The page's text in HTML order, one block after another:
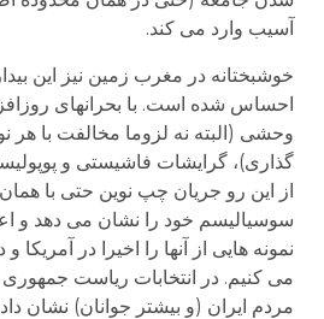
آسیب وارد می کند.
خوشبختانه در مغرب زمین نیز این
احساس شده است. با بحرانهای
وحشی (البته نه لزوما مخالفت با هر
گذاری)، گرایشات فاشیستی و
از این رو جریان چپ نوین حتی با
سوسیالیسم خود را نشان می دهد و
نمونه هایی از آنها را اخیرا در آمریکا
می کنیم. در انتخابات ریاست جمهوری
مردم ایران (و بیشتر جوانان) نشان